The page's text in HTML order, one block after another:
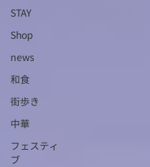
STAY
Shop
news
和食
街歩き
中華
フェスティ
ブ